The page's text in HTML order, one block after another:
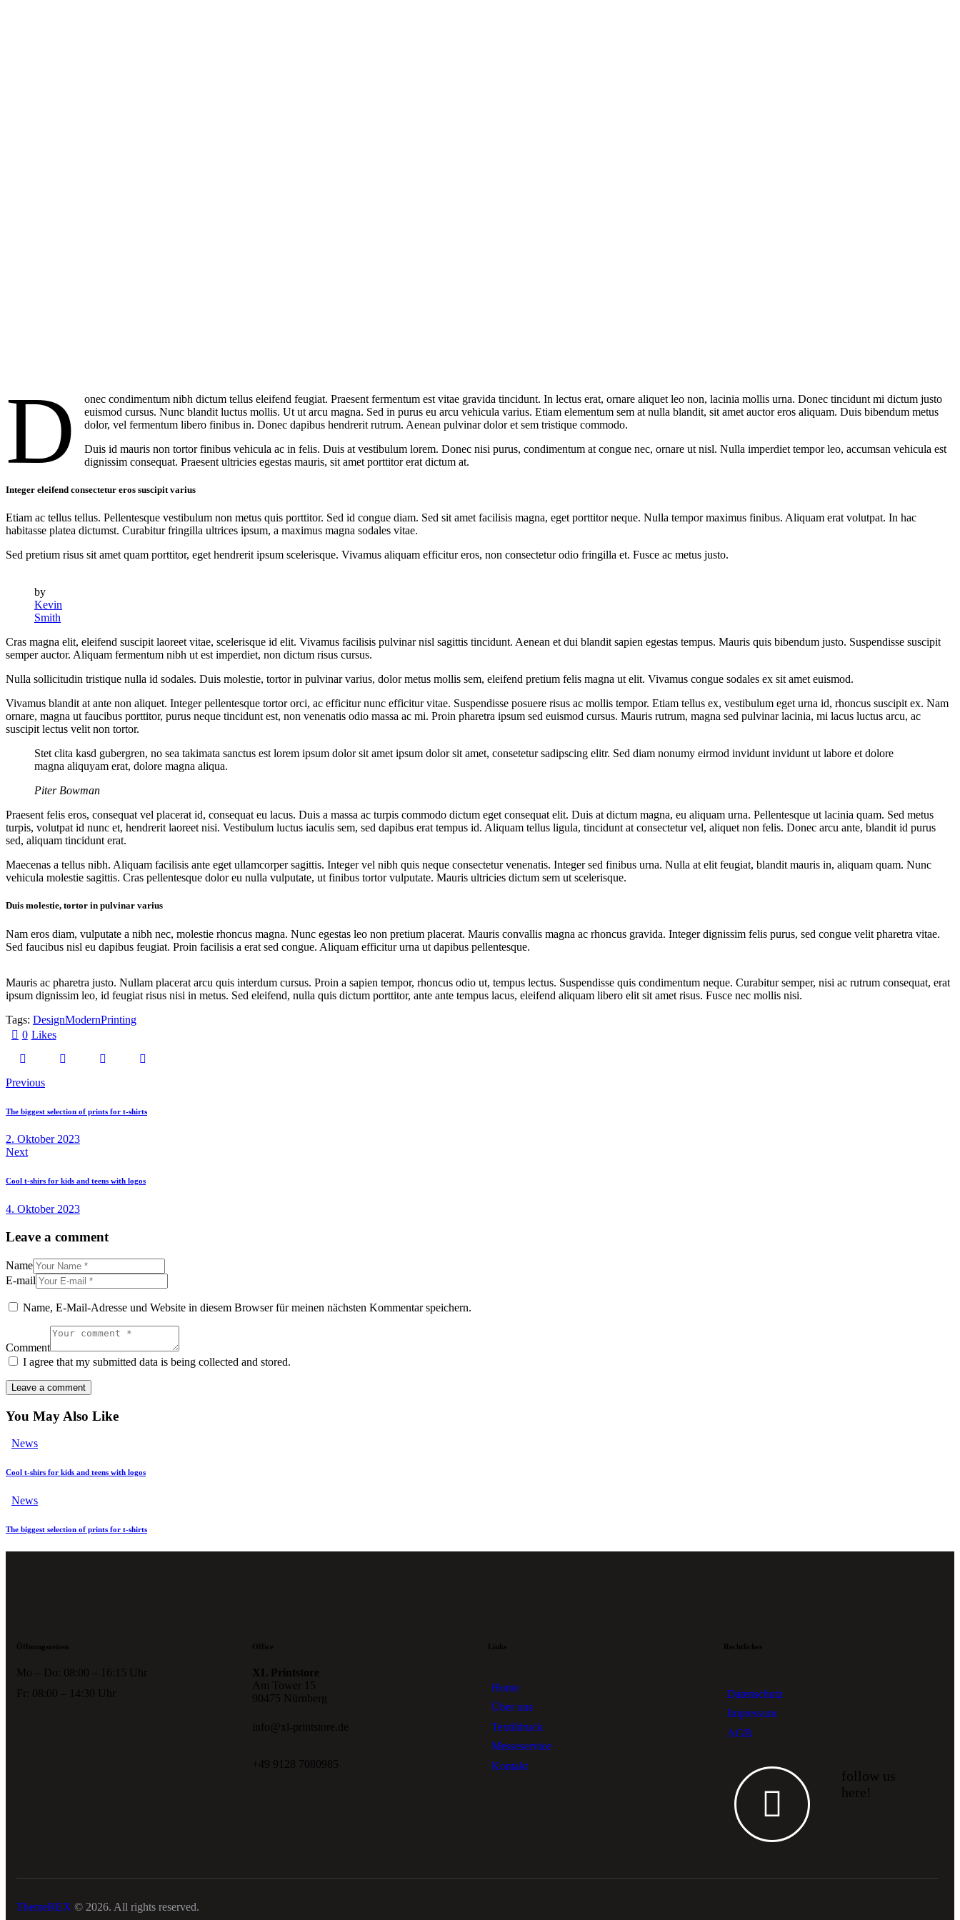
D
onec condimentum nibh dictum tellus eleifend feugiat. Praesent fermentum est vitae gravida tincidunt. In lectus erat, ornare aliquet leo non, lacinia mollis urna. Donec tincidunt mi dictum justo
euismod cursus. Nunc blandit luctus mollis. Ut ut arcu magna. Sed in purus eu arcu vehicula varius. Etiam elementum sem at nulla blandit, sit amet auctor eros aliquam. Duis bibendum metus
dolor, vel fermentum libero finibus in. Donec dapibus hendrerit rutrum. Aenean pulvinar dolor et sem tristique commodo.
Duis id mauris non tortor finibus vehicula ac in felis. Duis at vestibulum lorem. Donec nisi purus, condimentum at congue nec, ornare ut nisl. Nulla imperdiet tempor leo, accumsan vehicula est
dignissim consequat. Praesent ultricies egestas mauris, sit amet porttitor erat dictum at.
Integer eleifend consectetur eros suscipit varius
Etiam ac tellus tellus. Pellentesque vestibulum non metus quis porttitor. Sed id congue diam. Sed sit amet facilisis magna, eget porttitor neque. Nulla tempor maximus finibus. Aliquam erat volutpat. In hac
habitasse platea dictumst. Curabitur fringilla ultrices ipsum, a maximus magna sodales vitae.
Sed pretium risus sit amet quam porttitor, eget hendrerit ipsum scelerisque. Vivamus aliquam efficitur eros, non consectetur odio fringilla et. Fusce ac metus justo.
by
Kevin
Smith
Cras magna elit, eleifend suscipit laoreet vitae, scelerisque id elit. Vivamus facilisis pulvinar nisl sagittis tincidunt. Aenean et dui blandit sapien egestas tempus. Mauris quis bibendum justo. Suspendisse suscipit
semper auctor. Aliquam fermentum nibh ut est imperdiet, non dictum risus cursus.
Nulla sollicitudin tristique nulla id sodales. Duis molestie, tortor in pulvinar varius, dolor metus mollis sem, eleifend pretium felis magna ut elit. Vivamus congue sodales ex sit amet euismod.
Vivamus blandit at ante non aliquet. Integer pellentesque tortor orci, ac efficitur nunc efficitur vitae. Suspendisse posuere risus ac mollis tempor. Etiam tellus ex, vestibulum eget urna id, rhoncus suscipit ex. Nam
ornare, magna ut faucibus porttitor, purus neque tincidunt est, non venenatis odio massa ac mi. Proin pharetra ipsum sed euismod cursus. Mauris rutrum, magna sed pulvinar lacinia, mi lacus luctus arcu, ac
suscipit lectus velit non tortor.
Stet clita kasd gubergren, no sea takimata sanctus est lorem ipsum dolor sit amet ipsum dolor sit amet, consetetur sadipscing elitr. Sed diam nonumy eirmod invidunt invidunt ut labore et dolore
magna aliquyam erat, dolore magna aliqua.
Piter Bowman
Praesent felis eros, consequat vel placerat id, consequat eu lacus. Duis a massa ac turpis commodo dictum eget consequat elit. Duis at dictum magna, eu aliquam urna. Pellentesque ut lacinia quam. Sed metus
turpis, volutpat id nunc et, hendrerit laoreet nisi. Vestibulum luctus iaculis sem, sed dapibus erat tempus id. Aliquam tellus ligula, tincidunt at consectetur vel, aliquet non felis. Donec arcu ante, blandit id purus
sed, aliquam tincidunt erat.
Maecenas a tellus nibh. Aliquam facilisis ante eget ullamcorper sagittis. Integer vel nibh quis neque consectetur venenatis. Integer sed finibus urna. Nulla at elit feugiat, blandit mauris in, aliquam quam. Nunc
vehicula molestie sagittis. Cras pellentesque dolor eu nulla vulputate, ut finibus tortor vulputate. Mauris ultricies dictum sem ut scelerisque.
Duis molestie, tortor in pulvinar varius
Nam eros diam, vulputate a nibh nec, molestie rhoncus magna. Nunc egestas leo non pretium placerat. Mauris convallis magna ac rhoncus gravida. Integer dignissim felis purus, sed congue velit pharetra vitae.
Sed faucibus nisl eu dapibus feugiat. Proin facilisis a erat sed congue. Aliquam efficitur urna ut dapibus pellentesque.
Mauris ac pharetra justo. Nullam placerat arcu quis interdum cursus. Proin a sapien tempor, rhoncus odio ut, tempus lectus. Suspendisse quis condimentum neque. Curabitur semper, nisi ac rutrum consequat, erat
ipsum dignissim leo, id feugiat risus nisi in metus. Sed eleifend, nulla quis dictum porttitor, ante ante tempus lacus, eleifend aliquam libero elit sit amet risus. Fusce nec mollis nisi.
Tags: DesignModernPrinting
0 Likes
Previous
The biggest selection of prints for t-shirts
2. Oktober 2023
Next
Cool t-shirs for kids and teens with logos
4. Oktober 2023
Leave a comment
Name
E-mail
Name, E-Mail-Adresse und Website in diesem Browser für meinen nächsten Kommentar speichern.
Comment
I agree that my submitted data is being collected and stored.
You May Also Like
News
Cool t-shirs for kids and teens with logos
News
The biggest selection of prints for t-shirts
Öffnungszeiten
Mo – Do: 08:00 – 16:15 Uhr
Fr: 08:00 – 14:30 Uhr
Office
XL Printstore
Am Tower 15
90475 Nürnberg
info@xl-printstore.de
+49 9128 7080985
Links
Home
Über uns
Textildruck
Messeservice
Kontakt
Rechtliches
Datenschutz
Impressum
AGB
follow us
here!
ThemeREX © 2026. All rights reserved.